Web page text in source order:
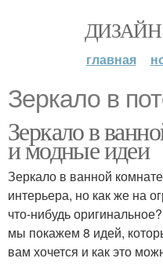
ДИЗАЙН
главная
Зеркало в
Зеркало в
и модные идеи
Зеркало в ванной
интерьера, но как же на
что-нибудь
мы покажем 8 идей,
вам хочется и как это